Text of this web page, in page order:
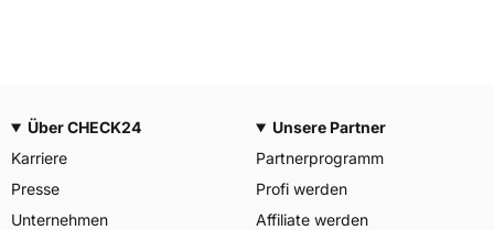
Über CHECK24
Karriere
Presse
Unternehmen
Unsere Partner
Partnerprogramm
Profi werden
Affiliate werden